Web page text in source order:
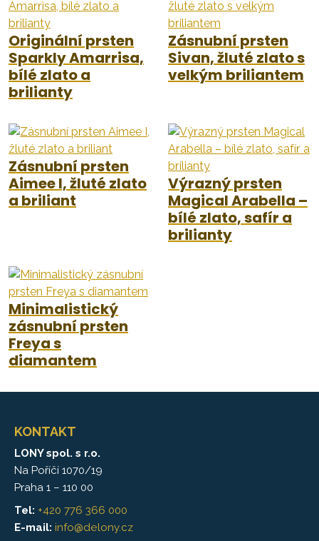
Originální prsten
Sparkly Amarrisa,
bílé zlato a
brilianty
Zásnubní prsten
Sivan, žluté zlato s
velkým briliantem
Zásnubní prsten
Aimee I, žluté zlato
a briliant
Výrazný prsten
Magical Arabella –
bílé zlato, safír a
brilianty
Minimalistický
zásnubní prsten
Freya s
diamantem
KONTAKT
LONY spol. s r.o.
Na Poříčí 1070/19
Praha 1 – 110 00
Tel: +420 776 366 000
E-mail: info@delony.cz